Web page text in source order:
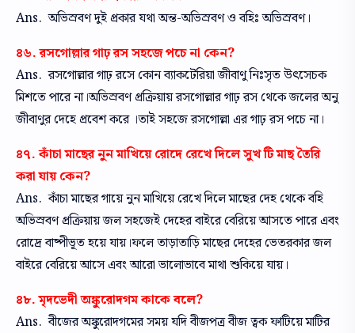
Ans. অভিস্রবণ দুই প্রকার যথা অন্ত-অভিস্রবণ ও বহিঃ অভিস্রবণ।
৪৬. রসগোল্লার গাঢ় রস সহজে পচে না কেন?
Ans. রসগোল্লার গাঢ় রসে কোন ব্যাকটেরিয়া জীবাণু নিঃসৃত উৎসেচক
মিশতে পারে না।অভিস্রবণ প্রক্রিয়ায় রসগোল্লার গাঢ় রস থেকে জলের অনু
জীবাণুর দেহে প্রবেশ করে ।তাই সহজে রসগোল্লা এর গাঢ় রস পচে না।
৪৭. কাঁচা মাছের নুন মাখিয়ে রোদে রেখে দিলে সুখ টি মাছ তৈরি
করা যায় কেন?
Ans. কাঁচা মাছের গায়ে নুন মাখিয়ে রেখে দিলে মাছের দেহ থেকে বহি
অভিস্রবণ প্রক্রিয়ায় জল সহজেই দেহের বাইরে বেরিয়ে আসতে পারে এবং
রোদ্রে বাষ্পীভূত হয়ে যায়।ফলে তাড়াতাড়ি মাছের দেহের ভেতরকার জল
বাইরে বেরিয়ে আসে এবং আরো ভালোভাবে মাথা শুকিয়ে যায়।
৪৮. মৃদভেদী অঙ্কুরোদগম কাকে বলে?
Ans. বীজের অঙ্কুরোদগমের সময় যদি বীজপত্র বীজ ত্বক ফাটিয়ে মাটির